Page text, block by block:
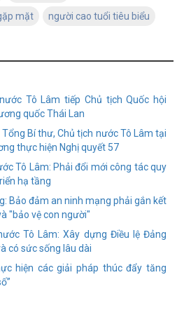
mặt người cao tuổi tiêu biểu
Tô Lâm tiếp Chủ tịch Quốc hội
quốc Thái Lan
Bí thư, Chủ tịch nước Tô Lâm tại
thực hiện Nghị quyết 57
Tô Lâm: Phải đổi mới công tác quy
hạ tầng
Bảo đảm an ninh mạng phải gắn kết
"bảo vệ con người"
Tô Lâm: Xây dựng Điều lệ Đảng
có sức sống lâu dài
hiện các giải pháp thúc đẩy tăng